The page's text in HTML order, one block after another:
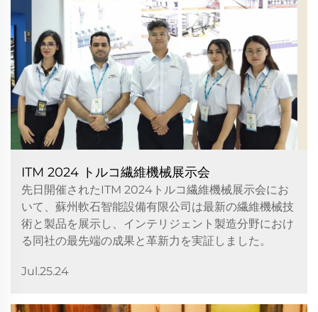
ITM 2024 トルコ繊維機械展示会
先日開催されたITM 2024トルコ繊維機械展示会にお
いて、蘇州軟石智能設備有限公司は最新の繊維機械技
術と製品を展示し、インテリジェント製造分野におけ
る同社の最先端の成果と革新力を実証しました。
Jul.25.24